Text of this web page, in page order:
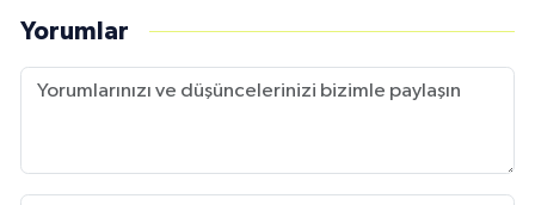
Yorumlar